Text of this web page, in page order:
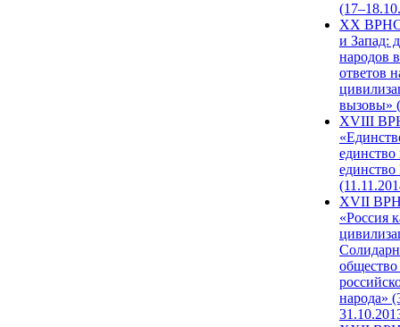
XX ВРНС
и Запад:
народов
ответов
вызовы»
XVIII
единство
единство
XVII
«Россия
народа»